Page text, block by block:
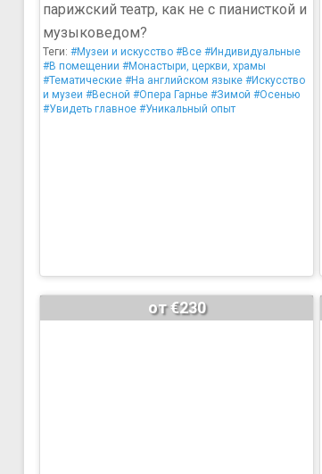
парижский театр, как не с пианисткой и
музыковедом?
Теги: #Музеи и искусство #Все #Индивидуальные
#В помещении #Монастыри, церкви, храмы
#Тематические #На английском языке #Искусство
и музеи #Весной #Опера Гарнье #Зимой #Осенью
#Увидеть главное #Уникальный опыт
от €230